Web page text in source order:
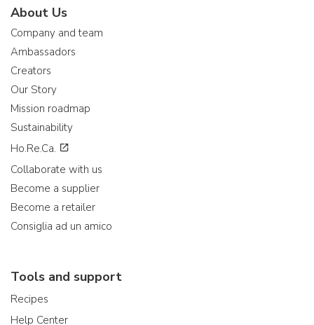
About Us
Company and team
Ambassadors
Creators
Our Story
Mission roadmap
Sustainability
Ho.Re.Ca.
Collaborate with us
Become a supplier
Become a retailer
Consiglia ad un amico
Tools and support
Recipes
Help Center